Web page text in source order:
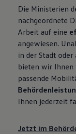
Die Ministerien
nachgeordnete
Arbeit auf eine
angewiesen.
in der Stadt
bieten wir Ihnen
passende
Ihnen jederzeit
Jetzt im